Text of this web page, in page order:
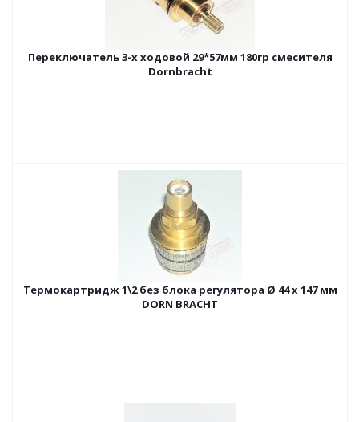
Переключатель 3-х ходовой 29*57мм 180гр смесителя
Dornbracht
Термокартридж 1\2 без блока регулятора Ø 44 x 147 мм
DORN BRACHT